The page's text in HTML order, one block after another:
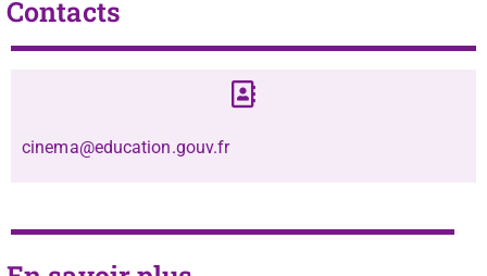
Contacts
cinema@education.gouv.fr